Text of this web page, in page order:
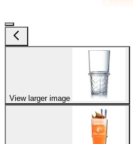
View larger image